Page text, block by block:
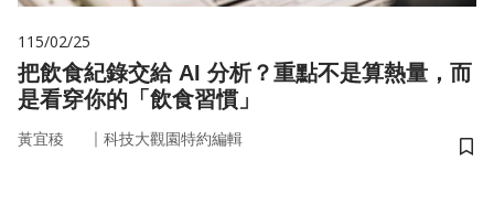
115/02/25
把飲食紀錄交給 AI 分析？重點不是算熱量，而
是看穿你的「飲食習慣」
黃宜稜 ｜ 科技大觀園特約編輯
儲